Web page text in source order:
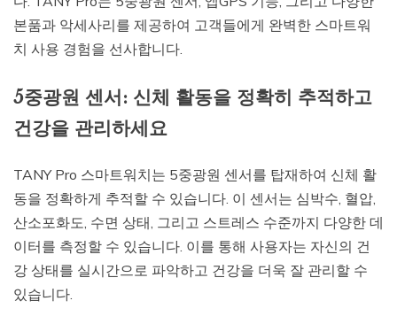
본품과 악세사리를 제공하여 고객들에게 완벽한 스마트워
치 사용 경험을 선사합니다.
5중광원 센서: 신체 활동을 정확히 추적하고
건강을 관리하세요
TANY Pro 스마트워치는 5중광원 센서를 탑재하여 신체 활
동을 정확하게 추적할 수 있습니다. 이 센서는 심박수, 혈압,
산소포화도, 수면 상태, 그리고 스트레스 수준까지 다양한 데
이터를 측정할 수 있습니다. 이를 통해 사용자는 자신의 건
강 상태를 실시간으로 파악하고 건강을 더욱 잘 관리할 수
있습니다.